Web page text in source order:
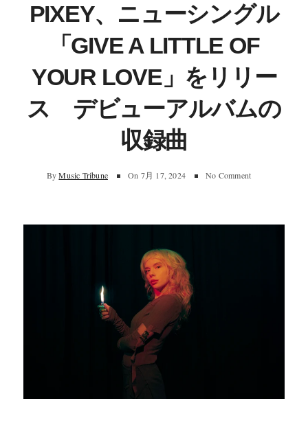
PIXEY、ニューシングル
「GIVE A LITTLE OF
YOUR LOVE」をリリー
ス デビューアルバムの
収録曲
By Music Tribune On 7月 17, 2024 No Comment